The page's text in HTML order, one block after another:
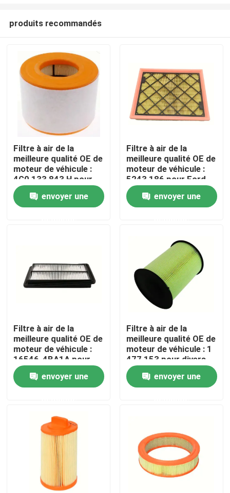
Maison
Visite d'usine
Contrôle de qualité
Contactez-nous
Nouvelles
Filtres à air de moteur de véhicule
Filtres à air des véhicules à moteur de cabine
produits recommandés
Filtre à air de la
meilleure qualité OE de
moteur de véhicule :
4G0 133 843 H pour
Audi A6 avec 2.0L
Turbo (12-19)
envoyer une
Filtre à air de la
meilleure qualité OE de
moteur de véhicule :
5243 186 pour Ford
Edge, fusion, Lincoln
MKZ
envoyer une
Filtre à air de la
meilleure qualité OE de
moteur de véhicule :
16546-4BA1A pour
Nissan Rogue, Qashqai
(14-19) Description
de produit
envoyer une
Filtre à air de la
meilleure qualité OE de
moteur de véhicule : 1
477 153 pour divers
Ford, Lincoln MKC
(07-22) Description
de produit
envoyer une